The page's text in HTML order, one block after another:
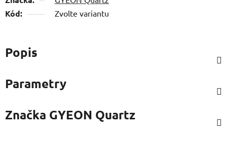
Kód: Zvolte variantu
Popis
Parametry
Značka GYEON Quartz